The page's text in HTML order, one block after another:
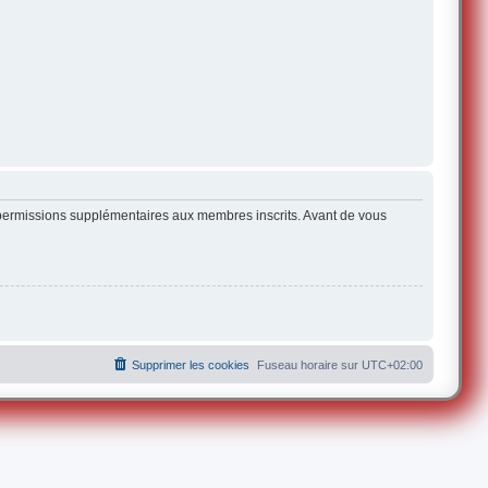
supplémentaires aux membres inscrits. Avant de vous
Fuseau horaire sur UTC+02:00
Supprimer les cookies